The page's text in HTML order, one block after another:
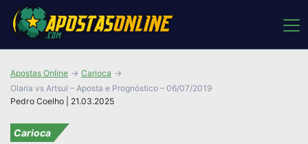
Pedro Coelho | 21.03.2025
Apostas Online
Carioca
Olaria vs Artsul – Aposta e Prognóstico – 06/07/2019
Carioca